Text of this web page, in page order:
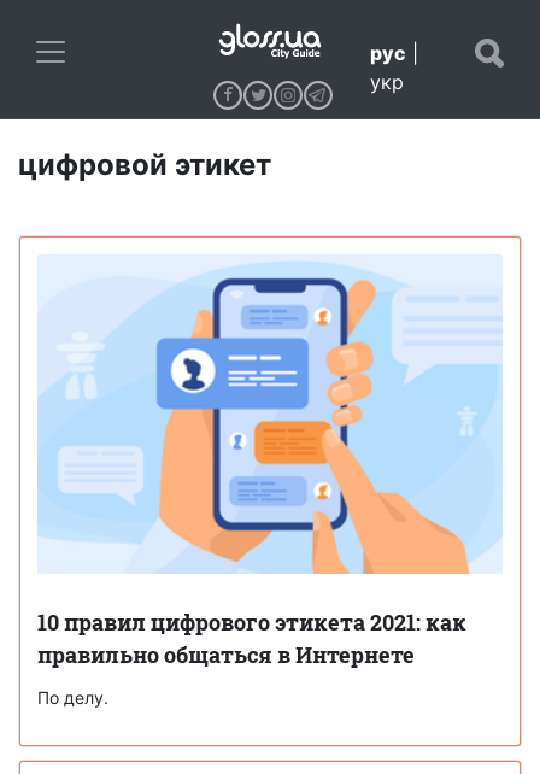
рус
укр
цифровой этикет
10 правил цифрового этикета 2021: как
правильно общаться в Интернете
По делу.